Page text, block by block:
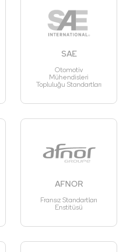
SAE
Otomotiv
Mühendisleri
Topluluğu Standartları
AFNOR
Fransız Standartları
Enstitüsü